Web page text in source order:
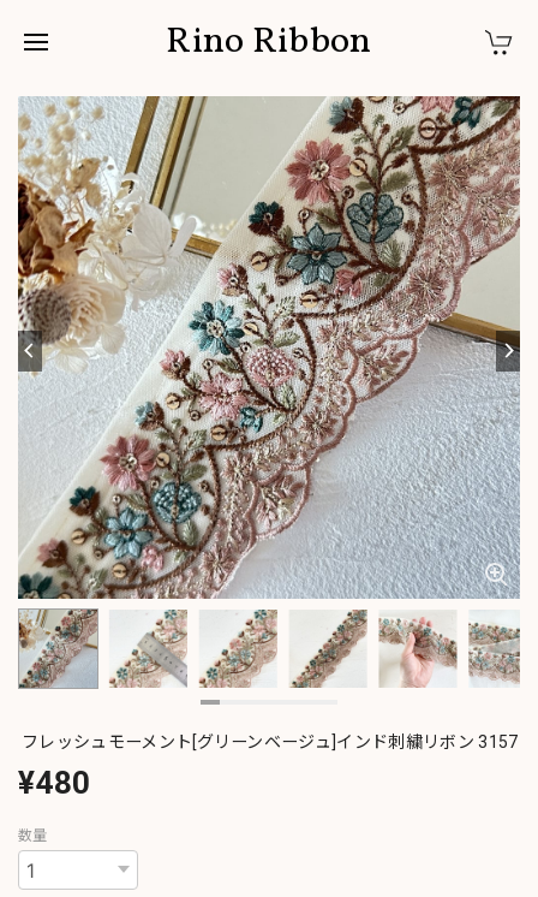
Rino Ribbon
フレッシュモーメント[グリーンベージュ]インド刺繍リボン 3157
¥480
数量